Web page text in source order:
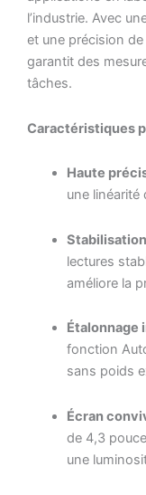
l’industrie. Avec
et une précision de
garantit des
tâches.
Caractéristiques
Haute
une
lectures
améliore la
Étalonnage
fonction
sans poids
Écran
de 4,3
une